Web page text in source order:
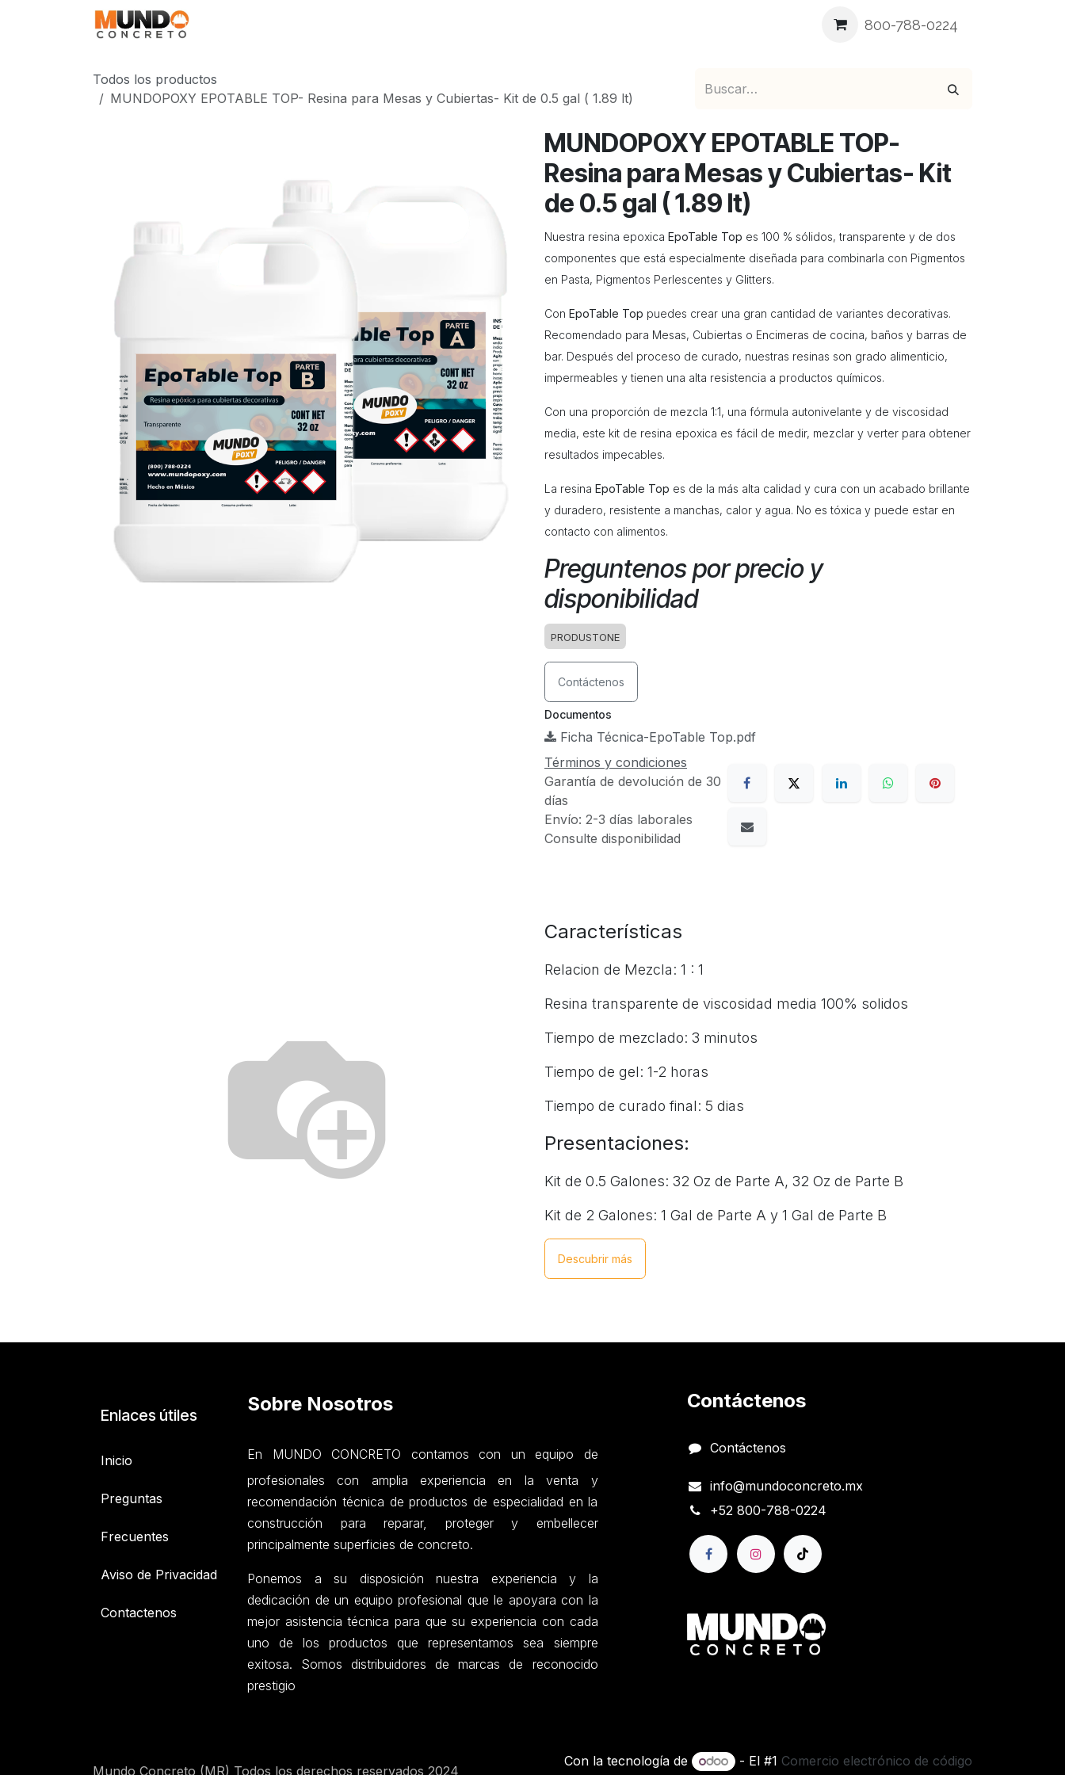
Contáctenos 800-788-0224
Todos los productos
MUNDOPOXY EPOTABLE TOP- Resina para Mesas y Cubierta​s- Kit de 0.5 gal ( 1.89 lt)
MUNDOPOXY EPOTABLE TOP-
Resina para Mesas y Cubierta​s- Kit
de 0.5 gal ( 1.89 lt)
Nuestra resina epoxica EpoTable Top es 100 % sólidos, transparente y de dos
componentes que está especialmente diseñada para combinarla con Pigmentos
en Pasta, Pigmentos Perlescentes y Glitters.
Con EpoTable Top puedes crear una gran cantidad de variantes decorativas.
Recomendado para Mesas, Cubiertas o Encimeras de cocina, baños y barras de
bar​. Después del proceso de curado, nuestras resinas son grado alimenticio,
impermeables y tienen una alta resistencia a productos químicos.
Con una proporción de mezcla 1:1, una fórmula autonivelante y de viscosidad
media, este kit de resina epoxica es fácil de medir, mezclar y verter para obtener
resultados impecables.
La resina EpoTable Top es de la más alta calidad y cura con un acabado brillante
y duradero, resistente a manchas, calor y agua. No es tóxica y puede estar en
contacto con alimentos.
Preguntenos por precio y
disponibilidad
PRODUSTONE
Contáctenos
Documentos
Ficha Técnica-EpoTable Top.pdf
Términos y condiciones
Garantía de devolución de 30
días
Envío: 2-3 días laborales
Consulte disponibilidad
Características
Relacion de Mezcla: 1 : 1
Resina transparente de viscosidad media 100% solidos
Tiempo de mezclado: 3 minutos
Tiempo de gel: 1-2 horas
Tiempo de curado final: 5 dias
Presentaciones:
Kit de 0.5 Galones: 32 Oz de Parte A, 32 Oz de Parte B
Kit de 2 Galones: 1 Gal de Parte A y 1 Gal de Parte B
Descubrir más
Enlaces útiles
Inicio
Preguntas
Frecuentes
Aviso de Privacidad
Contactenos
Sobre Nosotros
En MUNDO CONCRETO contamos con un equipo de
profesionales con amplia experiencia en la venta y
recomendación técnica de productos de especialidad en la
construcción para reparar, proteger y embellecer
principalmente superficies de concreto.
Ponemos a su disposición nuestra experiencia y la
dedicación de un equipo profesional que le apoyara con la
mejor asistencia técnica para que su experiencia con cada
uno de los productos que representamos sea siempre
exitosa. Somos distribuidores de marcas de reconocido
prestigio
Contáctenos
Contáctenos
info@mundoconcreto.mx
+52 800-788-0224
Mundo Concreto (MR) Todos los derechos reservados 2024
Con la tecnología de - El #1 Comercio electrónico de código